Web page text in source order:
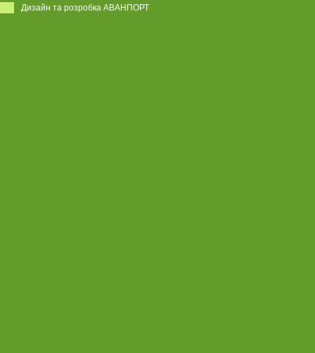
Дизайн та розробка АВАНПОРТ